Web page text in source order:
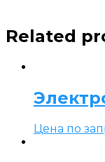
Related
Цена по